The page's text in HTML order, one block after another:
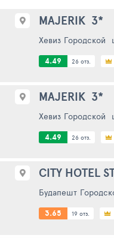
MAJERIK 3*
Хевиз Городской
4.49
26 отз.
MAJERIK 3*
Хевиз Городской
4.49
26 отз.
CITY HOTEL
Будапешт
3.65
19 отз.